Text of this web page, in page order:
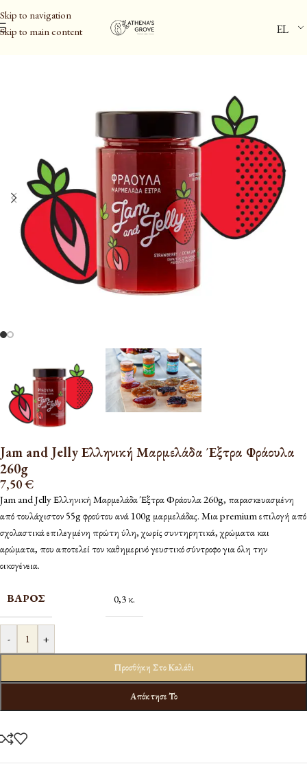
Skip to navigation
Skip to main content
EL
Αρχική σελίδα/Φυστίκι Αιγίνης ΠΟΠ & Αλείμματα
Jam and Jelly Ελληνική Μαρμελάδα Έξτρα Φράουλα
260g
7,50€
Jam and Jelly Ελληνική Μαρμελάδα Έξτρα Φράουλα 260g, παρασκευασμένη
από τουλάχιστον 55g φρούτου ανά 100g μαρμελάδας. Μια premium επιλογή από
σχολαστικά επιλεγμένη πρώτη ύλη, χωρίς συντηρητικά, χρώματα και
αρώματα, που αποτελεί τον καθημερινό γευστικό σύντροφο για όλη την
οικογένεια.
ΒΆΡΟΣ 0,3 κ.
- +
Προσθήκη Στο Καλάθι
Απόκτησε Το